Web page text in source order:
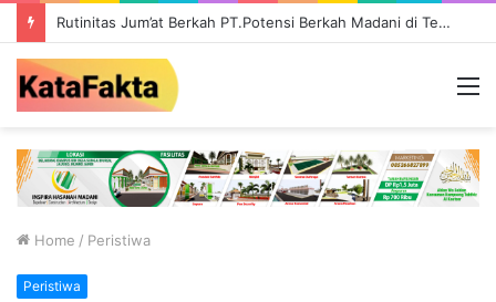
Rutinitas Jum’at Berkah PT.Potensi Berkah Madani di Tebo, Salurkan Bantuan ke Masyarakat
Home / Peristiwa
Peristiwa